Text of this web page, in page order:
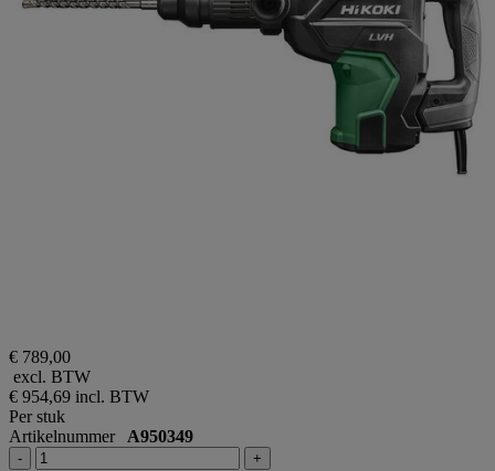
€ 789,00
excl. BTW
€ 954,69 incl. BTW
Per stuk
Artikelnummer A950349
- +